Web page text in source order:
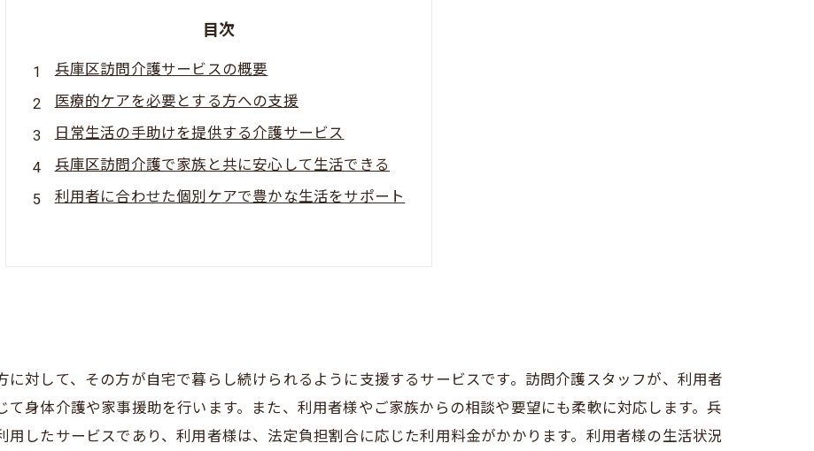
目次
兵庫区訪問介護サービスの概要
医療的ケアを必要とする方への支援
日常生活の手助けを提供する介護サービス
兵庫区訪問介護で家族と共に安心して生活できる
利用者に合わせた個別ケアで豊かな生活をサポート
対して、その方が自宅で暮らし続けられるように支援するサービスです。訪問介護スタッフが、利用者
身体介護や家事援助を行います。また、利用者様やご家族からの相談や要望にも柔軟に対応します。兵
したサービスであり、利用者様は、法定負担割合に応じた利用料金がかかります。利用者様の生活状況